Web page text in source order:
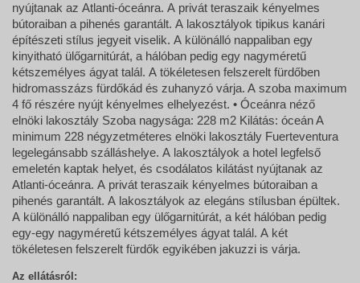
nyújtanak az Atlanti-óceánra. A privát teraszaik kényelmes
bútoraiban a pihenés garantált. A lakosztályok tipikus kanári
építészeti stílus jegyeit viselik. A különálló nappaliban egy
kinyitható ülőgarnitúrát, a hálóban pedig egy nagyméretű
kétszemélyes ágyat talál. A tökéletesen felszerelt fürdőben
hidromasszázs fürdőkád és zuhanyzó várja. A szoba maximum
4 fő részére nyújt kényelmes elhelyezést. • Óceánra néző
elnöki lakosztály Szoba nagysága: 228 m2 Kilátás: óceán A
minimum 228 négyzetméteres elnöki lakosztály Fuerteventura
legelegánsabb szálláshelye. A lakosztályok a hotel legfelső
emeletén kaptak helyet, és csodálatos kilátást nyújtanak az
Atlanti-óceánra. A privát teraszaik kényelmes bútoraiban a
pihenés garantált. A lakosztályok az elegáns stílusban épültek.
A különálló nappaliban egy ülőgarnitúrát, a két hálóban pedig
egy-egy nagyméretű kétszemélyes ágyat talál. A két
tökéletesen felszerelt fürdők egyikében jakuzzi is várja.
Az ellátásról: